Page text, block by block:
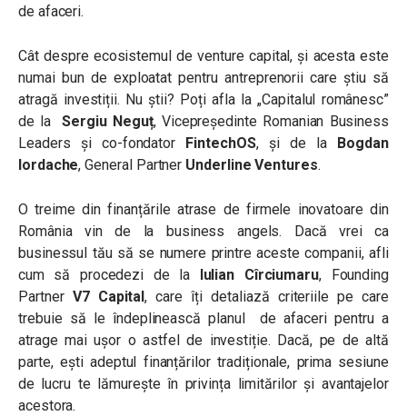
de afaceri.
Cât despre ecosistemul de venture capital, și acesta este
numai bun de exploatat pentru antreprenorii care știu să
atragă investiții. Nu știi? Poți afla la „Capitalul românesc”
de laSergiu Neguț, Vicepreședinte Romanian Business
Leaders și co-fondator FintechOS, și de la
Bogdan
Iordache, General Partner Underline Ventures.
O treime din finanțările atrase de firmele inovatoare din
România vin de la business angels. Dacă vrei ca
businessul tău să se numere printre aceste companii, afli
cum să procedezi de la
Iulian Cîrciumaru, Founding
Partner V7 Capital, care îți detaliază criteriile pe care
trebuie să le îndeplinească planul de afaceri pentru a
atrage mai ușor o astfel de investiție. Dacă, pe de altă
parte, ești adeptul finanțărilor tradiționale, prima sesiune
de lucru te lămurește în privința limitărilor și avantajelor
acestora.